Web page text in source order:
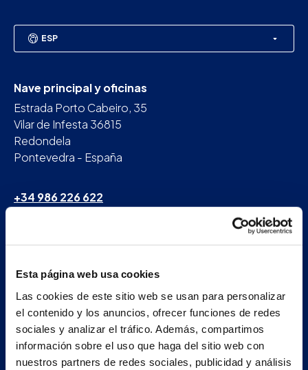
Esta página web usa cookies
Las cookies de este sitio web se usan para personalizar
el contenido y los anuncios, ofrecer funciones de redes
sociales y analizar el tráfico. Además, compartimos
información sobre el uso que haga del sitio web con
nuestros partners de redes sociales, publicidad y análisis
ESP
Nave principal y oficinas
Estrada Porto Cabeiro, 35
Vilar de Infesta 36815
Redondela
Pontevedra - España
+34 986 226 622